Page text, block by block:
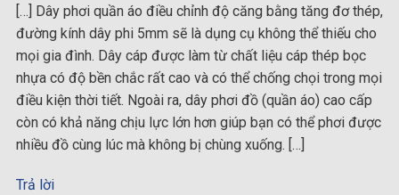
[…] Dây phơi quần áo điều chỉnh độ căng bằng tăng đơ thép,
đường kính dây phi 5mm sẽ là dụng cụ không thể thiếu cho
mọi gia đình. Dây cáp được làm từ chất liệu cáp thép bọc
nhựa có độ bền chắc rất cao và có thể chống chọi trong mọi
điều kiện thời tiết. Ngoài ra, dây phơi đồ (quần áo) cao cấp
còn có khả năng chịu lực lớn hơn giúp bạn có thể phơi được
nhiều đồ cùng lúc mà không bị chùng xuống. […]
Trả lời